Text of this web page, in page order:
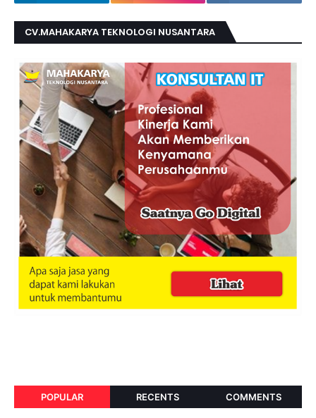
CV.MAHAKARYA TEKNOLOGI NUSANTARA
POPULAR RECENTS COMMENTS